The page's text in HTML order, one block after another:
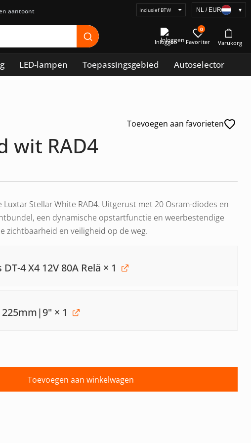
Selecteer
prijsweergave
NL / EUR ▾
Inloggen
0
LED-lampen Toepassingsgebied Autoselector
Toevoegen aan favorieten
wit RAD4
Stellar White RAD4. Uitgerust met 20 Osram-diodes en
een dynamische opstartfunctie en weerbestendige
zichtbaarheid en veiligheid op de weg.
4 X4 12V 80A Relä × 1
225mm|9" × 1
Toevoegen aan winkelwagen